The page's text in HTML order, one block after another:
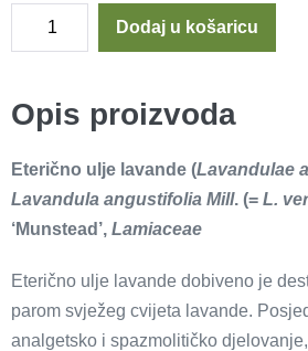
Dodaj u košaricu
Opis proizvoda
Eterično ulje lavande (Lavandulae
Lavandula angustifolia Mill. (= L.
‘Munstead’, Lamiaceae
Eterično ulje lavande dobiveno je
parom svježeg cvijeta lavande.
analgetsko i spazmolitičko